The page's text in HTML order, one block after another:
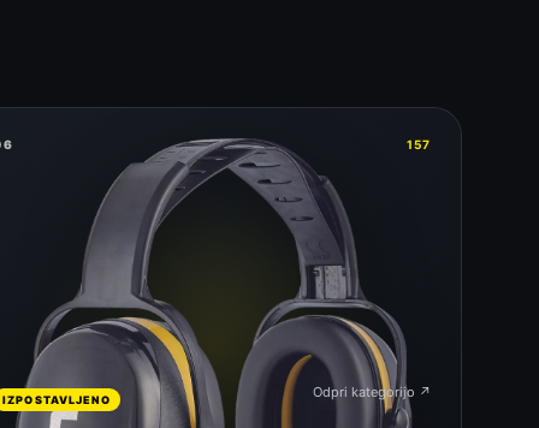
157
IZPOSTAVLJENO Odpri kategorijo ↗